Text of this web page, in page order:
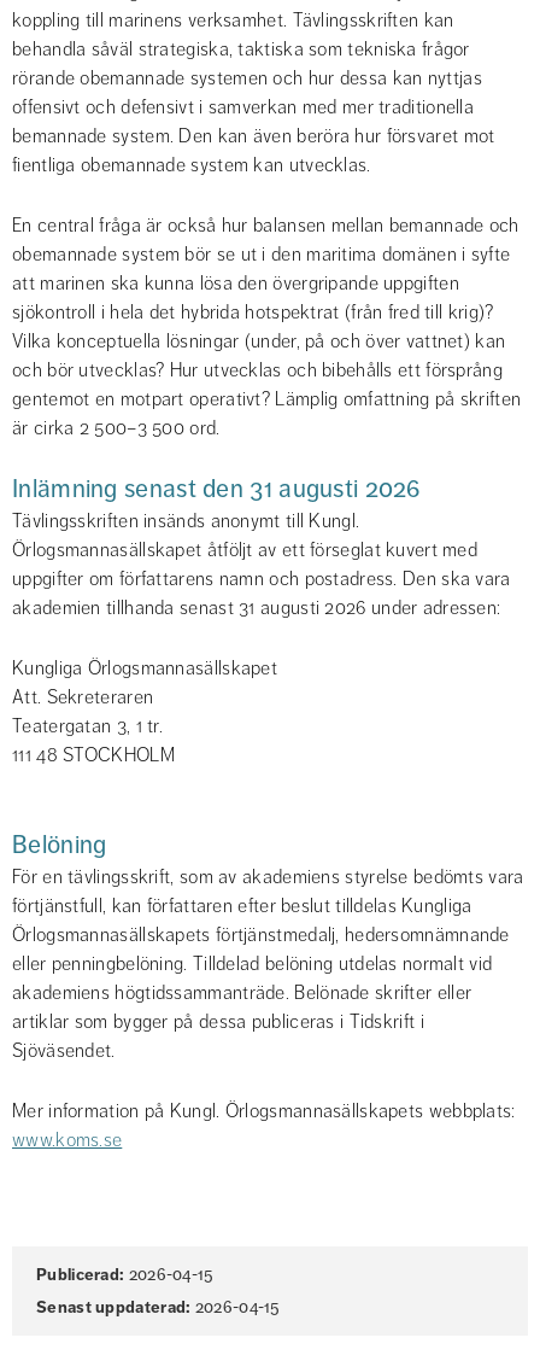
koppling till marinens verksamhet. Tävlingsskriften kan
behandla såväl strategiska, taktiska som tekniska frågor
rörande obemannade systemen och hur dessa kan nyttjas
offensivt och defensivt i samverkan med mer traditionella
bemannade system. Den kan även beröra hur försvaret mot
fientliga obemannade system kan utvecklas.
En central fråga är också hur balansen mellan bemannade och
obemannade system bör se ut i den maritima domänen i syfte
att marinen ska kunna lösa den övergripande uppgiften
sjökontroll i hela det hybrida hotspektrat (från fred till krig)?
Vilka konceptuella lösningar (under, på och över vattnet) kan
och bör utvecklas? Hur utvecklas och bibehålls ett försprång
gentemot en motpart operativt? Lämplig omfattning på skriften
är cirka 2 500–3 500 ord.
Inlämning senast den 31 augusti 2026
Tävlingsskriften insänds anonymt till Kungl.
Örlogsmannasällskapet åtföljt av ett förseglat kuvert med
uppgifter om författarens namn och postadress. Den ska vara
akademien tillhanda senast 31 augusti 2026 under adressen:
Kungliga Örlogsmannasällskapet
Att. Sekreteraren
Teatergatan 3, 1 tr.
111 48 STOCKHOLM
Belöning
För en tävlingsskrift, som av akademiens styrelse bedömts vara
förtjänstfull, kan författaren efter beslut tilldelas Kungliga
Örlogsmannasällskapets förtjänstmedalj, hedersomnämnande
eller penningbelöning. Tilldelad belöning utdelas normalt vid
akademiens högtidssammanträde. Belönade skrifter eller
artiklar som bygger på dessa publiceras i Tidskrift i
Sjöväsendet.
www.koms.se
Sidinformation
Publicerad: 2026-04-15
Senast uppdaterad: 2026-04-15